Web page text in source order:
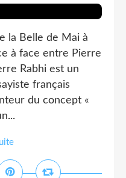
la Belle de Mai à
à face entre Pierre
Rabhi est un
français
du concept «